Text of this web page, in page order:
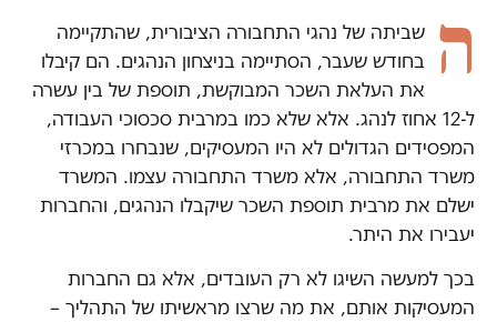
ה שביתה של נהגי התחבורה הציבורית, שהתקיימה
בחודש שעבר, הסתיימה בניצחון הנהגים. הם קיבלו
את העלאת השכר המבוקשת, תוספת של בין עשרה
ל-12 אחוז לנהג. אלא שלא כמו במרבית סכסוכי העבודה,
המפסידים הגדולים לא היו המעסיקים, שנבחרו במכרזי
משרד התחבורה, אלא משרד התחבורה עצמו. המשרד
ישלם את מרבית תוספת השכר שיקבלו הנהגים, והחברות
יעבירו את היתר.
בכך למעשה השיגו לא רק העובדים, אלא גם החברות
המעסיקות אותם, את מה שרצו מראשיתו של התהליך –